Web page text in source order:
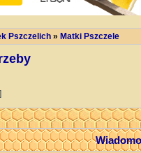
Pszczelich » Matki Pszczele